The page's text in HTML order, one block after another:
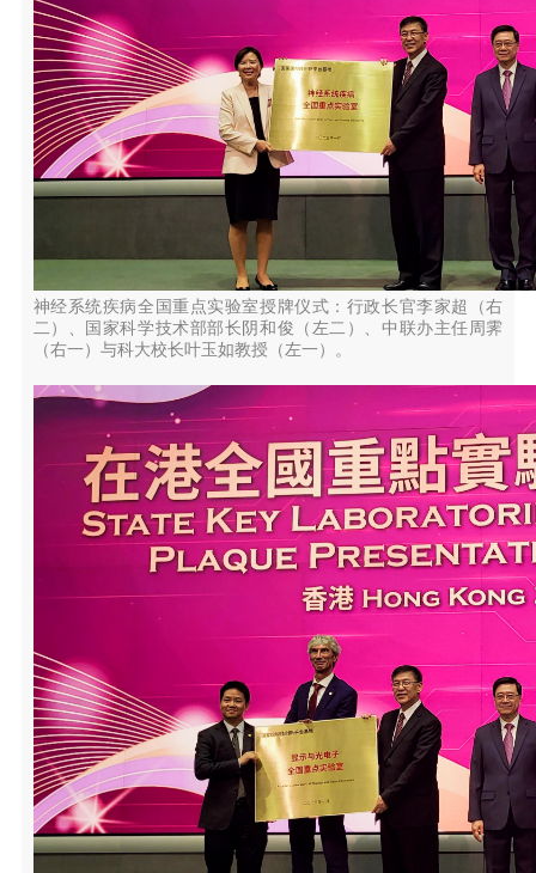
神经系统疾病全国重点实验室授牌仪式：行政长官李家超（右
二）、国家科学技术部部长阴和俊（左二）、中联办主任周霁
（右一）与科大校长叶玉如教授（左一）。